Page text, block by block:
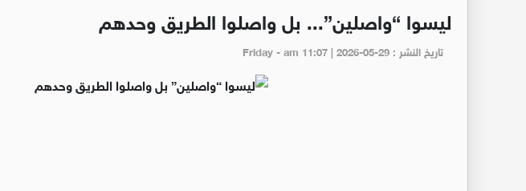
ليسوا “واصلين”... بل واصلوا الطريق وحدهم
تاريخ النشر : Friday - am 11:07 | 2026-05-29